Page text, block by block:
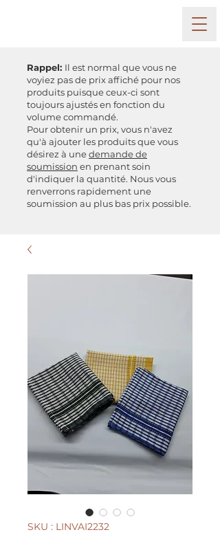
Rappel: Il est normal que vous ne
voyiez pas de prix affiché pour nos
produits puisque ceux-ci sont
toujours ajustés en fonction du
volume commandé.
Pour obtenir un prix, vous n'avez
qu'à ajouter les produits que vous
désirez à unedemande de
soumission en prenant soin
d'indiquer la quantité. Nous vous
renverrons rapidement une
soumission au plus bas prix possible.
SKU : LINVAI2232